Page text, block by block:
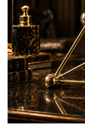
Cele mai noi
Cele mai vandute
Cele mai votate
Cu video
Pret
0 Lei - 100 Lei
100 Lei - 200 Lei
200 Lei - 300 Lei
300 Lei - 500 Lei